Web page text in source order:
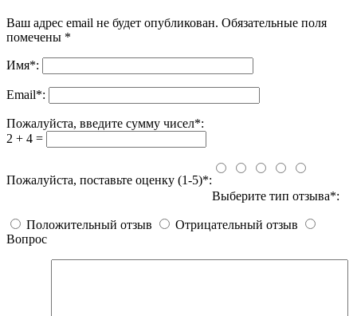
Ваш адрес email не будет опубликован. Обязательные поля
помечены *
Имя*:
Email*:
Пожалуйста, введите сумму чисел*:
2 + 4 =
Пожалуйста, поставьте оценку (1-5)*:
Выберите тип отзыва*:
Положительный отзыв
Отрицательный отзыв
Вопрос